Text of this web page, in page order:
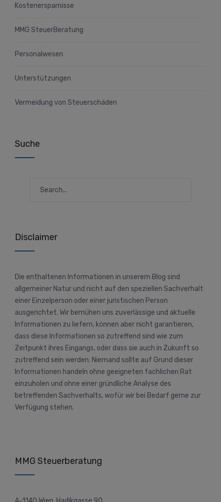
Kostenersparnisse
MMG SteuerBeratung
Personalwesen
Unterstützungen
Vermeidung von Steuerschäden
Suche
Disclaimer
Die enthaltenen Informationen in unserem Blog sind
allgemeiner Natur und nicht auf den speziellen Sachverhalt
einer Einzelperson oder einer juristischen Person
ausgerichtet. Wir bemühen uns zuverlässige und aktuelle
Informationen zu liefern, können aber nicht garantieren,
dass diese Informationen so zutreffend sind wie zum
Zeitpunkt ihres Eingangs, oder dass sie auch in Zukunft so
zutreffend sein werden. Niemand sollte auf Grund dieser
Informationen handeln ohne geeigneten fachlichen Rat
einzuholen und ohne einer gründliche Analyse des
betreffenden Sachverhalts, wofür wir bei Bedarf gerne zur
Verfügung stehen.
MMG Steuerberatung